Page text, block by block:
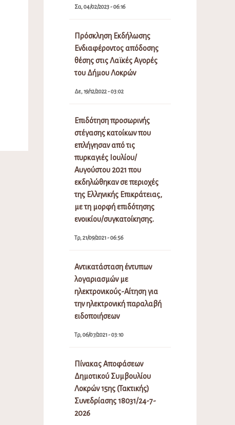
Σα, 04/02/2023 - 06:16
Πρόσκληση Εκδήλωσης
Ενδιαφέροντος απόδοσης
θέσης στις Λαϊκές Αγορές
του Δήμου Λοκρών
Δε, 19/12/2022 - 03:02
Επιδότηση προσωρινής
στέγασης κατοίκων που
επλήγησαν από τις
πυρκαγιές Ιουλίου/
Αυγούστου 2021 που
εκδηλώθηκαν σε περιοχές
της Ελληνικής Επικράτειας,
με τη μορφή επιδότησης
ενοικίου/συγκατοίκησης.
Τρ, 21/09/2021 - 06:56
Αντικατάσταση έντυπων
λογαριασμών με
ηλεκτρονικούς-Αίτηση για
την ηλεκτρονική παραλαβή
ειδοποιήσεων
Τρ, 06/07/2021 - 03:10
Πίνακας Αποφάσεων
Δημοτικού Συμβουλίου
Λοκρών 15ης (Τακτικής)
Συνεδρίασης 18031/24-7-
2026